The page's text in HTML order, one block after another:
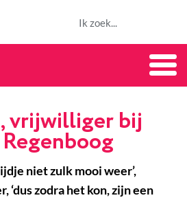
vrijwilliger bij
niet zulk mooi weer’,
‘dus zodra het kon, zijn een